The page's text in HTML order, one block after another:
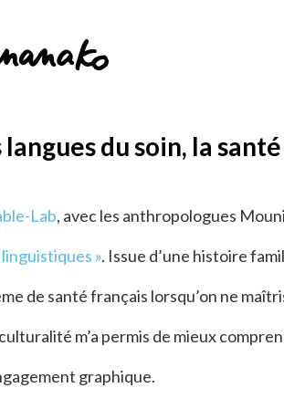
langues du soin, la
Lab, avec les anthropologues
». Issue d’une histoire
de santé français lorsqu’on ne
m’a permis de mieux
graphique.